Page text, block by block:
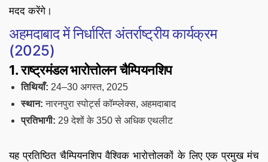
मदद करेंगे।
अहमदाबाद में निर्धारित अंतर्राष्ट्रीय कार्यक्रम
(2025)
1. राष्ट्रमंडल भारोत्तोलन चैम्पियनशिप
तिथियाँ: 24–30 अगस्त, 2025
स्थान: नारनपुरा स्पोर्ट्स कॉम्प्लेक्स, अहमदाबाद
प्रतिभागी: 29 देशों के 350 से अधिक एथलीट
यह प्रतिष्ठित चैम्पियनशिप वैश्विक भारोत्तोलकों के लिए एक प्रमुख मंच